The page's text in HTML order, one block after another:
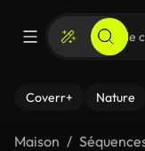
Coverr+ Nature
Maison